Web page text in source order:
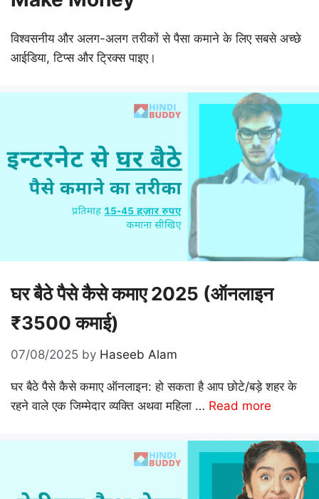
विश्वसनीय और अलग-अलग तरीकों से पैसा कमाने के लिए सबसे अच्छे
आईडिया, टिप्स और ट्रिक्स पाइए।
घर बैठे पैसे कैसे कमाए 2025 (ऑनलाइन
₹3500 कमाई)
07/08/2025 by Haseeb Alam
घर बैठे पैसे कैसे कमाए ऑनलाइन: हो सकता है आप छोटे/बड़े शहर के
रहने वाले एक जिम्मेदार व्यक्ति अथवा महिला … Read more